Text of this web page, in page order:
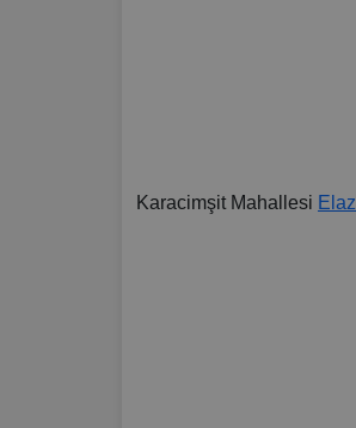
Karacimşit Mahallesi